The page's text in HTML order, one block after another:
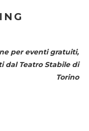
per eventi gratuiti,
dal Teatro Stabile di
Torino